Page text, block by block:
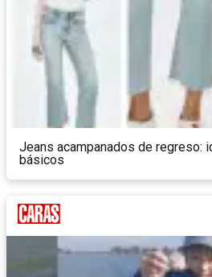
Jeans acampanados de regreso:
básicos